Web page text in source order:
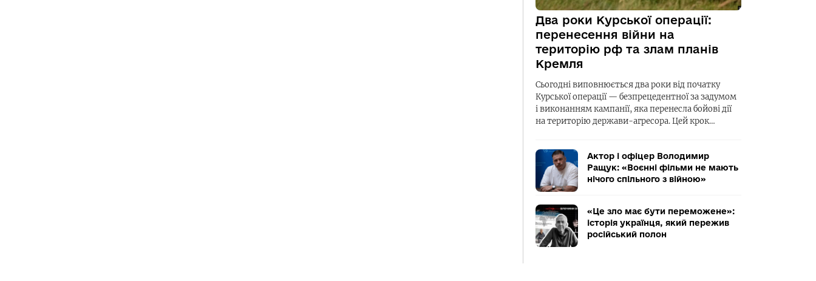
Два роки Курської операції:
перенесення війни на
територію рф та злам планів
Кремля
Сьогодні виповнюється два роки від початку
Курської операції — безпрецедентної за задумом
і виконанням кампанії, яка перенесла бойові дії
на територію держави-агресора. Цей крок…
Актор і офіцер Володимир
Ращук: «Воєнні фільми не мають
нічого спільного з війною»
«Це зло має бути переможене»:
історія українця, який пережив
російський полон